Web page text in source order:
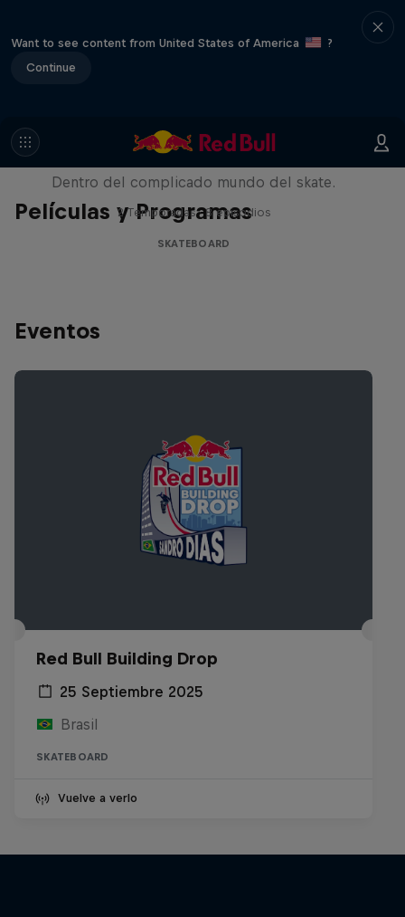
Want to see content from United States of America
?
Continue
Películas y Programas
Pushing Forward
Dentro del complicado mundo del skate.
2 Temporadas · 8 episodios
SKATEBOARD
Eventos
Red Bull Building Drop
25 Septiembre 2025
Brasil
SKATEBOARD
Vuelve a verlo